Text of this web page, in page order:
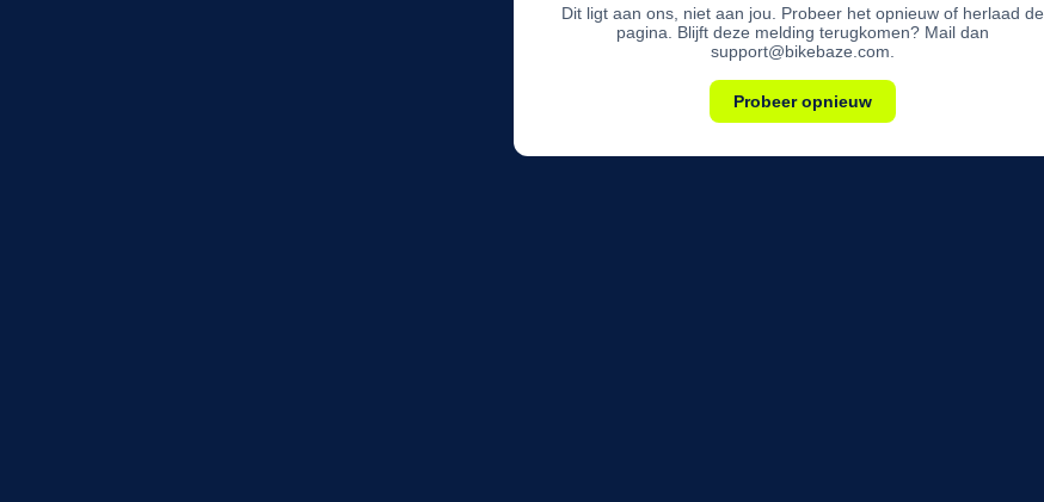
Dit ligt aan ons, niet aan jou. Probeer het opnieuw of herlaad de
pagina. Blijft deze melding terugkomen? Mail dan
support@bikebaze.com.
Probeer opnieuw